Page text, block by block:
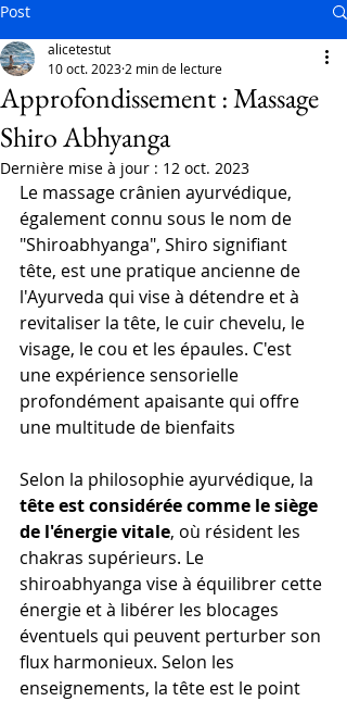
Post
Approfondissement : Massage
Shiro Abhyanga
alicetestut
10 oct. 2023 2 min de lecture
Dernière mise à jour : 12 oct. 2023
Le massage crânien ayurvédique,
également connu sous le nom de
"Shiroabhyanga", Shiro signifiant
tête, est une pratique ancienne de
l'Ayurveda qui vise à détendre et à
revitaliser la tête, le cuir chevelu, le
visage, le cou et les épaules. C'est
une expérience sensorielle
profondément apaisante qui offre
une multitude de bienfaits
Selon la philosophie ayurvédique, la
tête est considérée comme le siège
de l'énergie vitale, où résident les
chakras supérieurs. Le
shiroabhyanga vise à équilibrer cette
énergie et à libérer les blocages
éventuels qui peuvent perturber son
flux harmonieux. Selon les
enseignements, la tête est le point